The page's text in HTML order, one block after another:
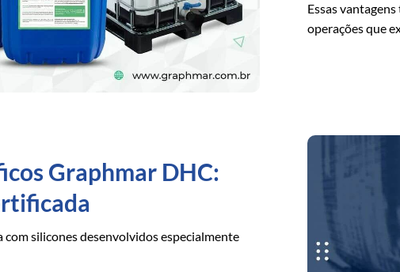
Essas
operações que
Graphmar DHC:
silicones desenvolvidos especialmente